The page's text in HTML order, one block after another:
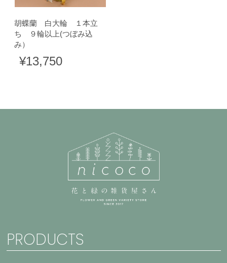
胡蝶蘭 白大輪 １本立
ち ９輪以上(つぼみ込
み）
¥13,750
PRODUCTS